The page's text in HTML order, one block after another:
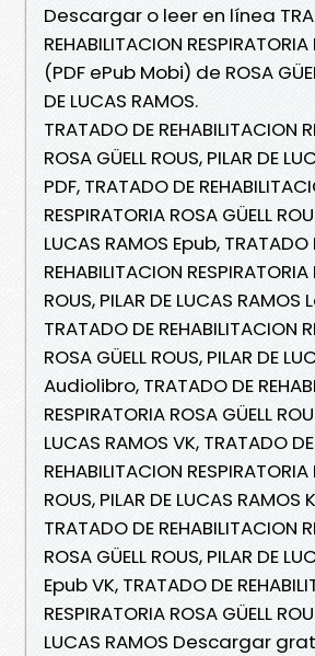
Descargar o leer en línea
REHABILITACION
(PDF ePub Mobi) de ROSA
DE LUCAS RAMOS.
TRATADO DE REHABILITACION
ROSA GÜELL ROUS, PILAR DE
PDF, TRATADO DE
RESPIRATORIA ROSA GÜELL
LUCAS RAMOS Epub, TRATADO
REHABILITACION RESPIRATORIA
ROUS, PILAR DE LUCAS
TRATADO DE REHABILITACION
ROSA GÜELL ROUS, PILAR DE
Audiolibro, TRATADO DE
RESPIRATORIA ROSA GÜELL
LUCAS RAMOS VK, TRATADO DE
REHABILITACION RESPIRATORIA
ROUS, PILAR DE LUCAS RAMOS
TRATADO DE REHABILITACION
ROSA GÜELL ROUS, PILAR DE
Epub VK, TRATADO DE
RESPIRATORIA ROSA GÜELL
LUCAS RAMOS Descargar